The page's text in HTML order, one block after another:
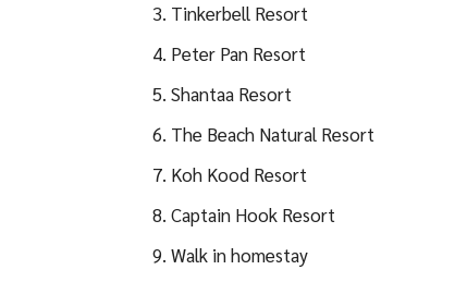
3. Tinkerbell Resort
4. Peter Pan Resort
5. Shantaa Resort
6. The Beach Natural Resort
7. Koh Kood Resort
8. Captain Hook Resort
9. Walk in homestay